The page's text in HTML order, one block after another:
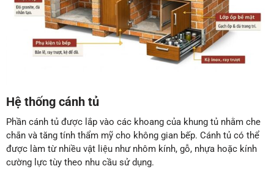
Hệ thống cánh tủ
Phần cánh tủ được lắp vào các khoang của khung tủ nhằm che
chắn và tăng tính thẩm mỹ cho không gian bếp. Cánh tủ có thể
được làm từ nhiều vật liệu như nhôm kính, gỗ, nhựa hoặc kính
cường lực tùy theo nhu cầu sử dụng.